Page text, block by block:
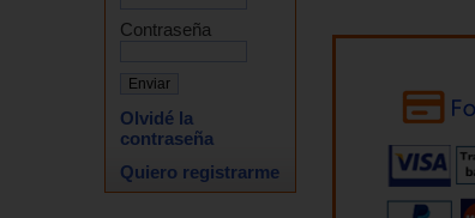
Contraseña
Olvidé la
contraseña
Quiero registrarme